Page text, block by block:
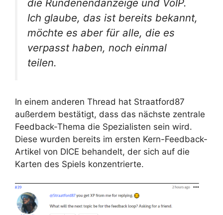
die Rundenendanzeige und VoIP.
Ich glaube, das ist bereits bekannt,
möchte es aber für alle, die es
verpasst haben, noch einmal
teilen.
In einem anderen Thread hat Straatford87
außerdem bestätigt, dass das nächste zentrale
Feedback-Thema die Spezialisten sein wird.
Diese wurden bereits im ersten Kern-Feedback-
Artikel von DICE behandelt, der sich auf die
Karten des Spiels konzentrierte.